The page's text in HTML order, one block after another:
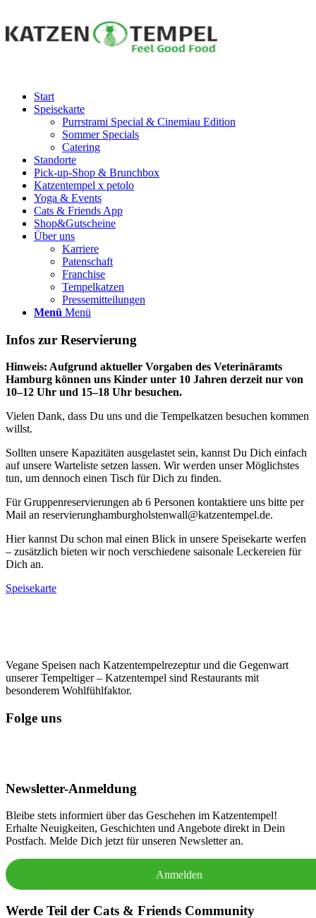
Start
Speisekarte
Purrstrami Special & Cinemiau Edition
Sommer Specials
Catering
Standorte
Pick-up-Shop & Brunchbox
Katzentempel x petolo
Yoga & Events
Cats & Friends App
Shop&Gutscheine
Über uns
Karriere
Patenschaft
Franchise
Tempelkatzen
Pressemitteilungen
Menü Menü
Infos zur Reservierung
Hinweis: Aufgrund aktueller Vorgaben des Veterinäramts
Hamburg können uns Kinder unter 10 Jahren derzeit nur von
10–12 Uhr und 15–18 Uhr besuchen.
Vielen Dank, dass Du uns und die Tempelkatzen besuchen kommen
willst.
Sollten unsere Kapazitäten ausgelastet sein, kannst Du Dich einfach
auf unsere Warteliste setzen lassen. Wir werden unser Möglichstes
tun, um dennoch einen Tisch für Dich zu finden.
Für Gruppenreservierungen ab 6 Personen kontaktiere uns bitte per
Mail an reservierunghamburgholstenwall@katzentempel.de.
Hier kannst Du schon mal einen Blick in unsere Speisekarte werfen
– zusätzlich bieten wir noch verschiedene saisonale Leckereien für
Dich an.
Speisekarte
Vegane Speisen nach Katzentempelrezeptur und die Gegenwart
unserer Tempeltiger – Katzentempel sind Restaurants mit
besonderem Wohlfühlfaktor.
Folge uns
Newsletter-Anmeldung
Bleibe stets informiert über das Geschehen im Katzentempel!
Erhalte Neuigkeiten, Geschichten und Angebote direkt in Dein
Postfach. Melde Dich jetzt für unseren Newsletter an.
Anmelden
Werde Teil der Cats & Friends Community